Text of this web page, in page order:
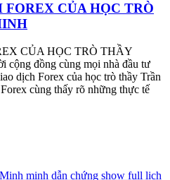
CỦA HỌC TRÒ
CỦA HỌC TRÒ THẦY
đồng cùng mọi nhà đầu tư
dịch Forex của học trò thầy Trần
cùng thấy rõ những thực tế